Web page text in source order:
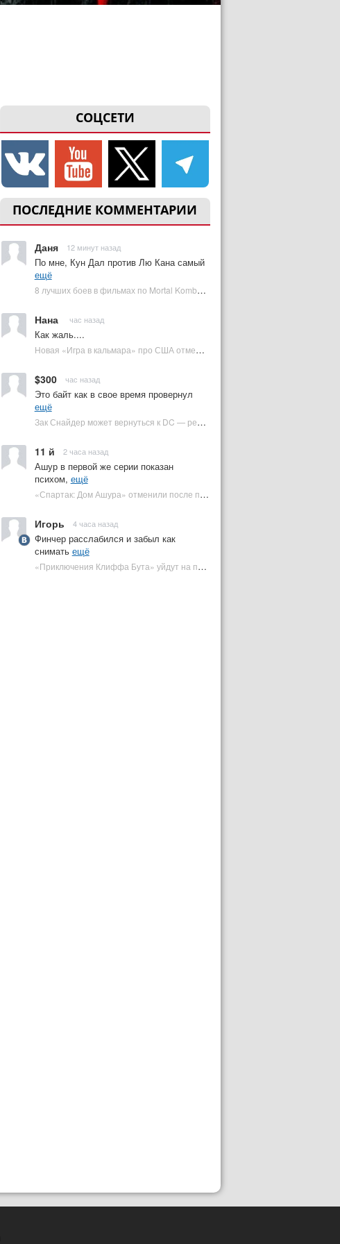
СОЦСЕТИ
ПОСЛЕДНИЕ КОММЕНТАРИИ
Даня 12 минут назад
По мне, Кун Дал против Лю Кана самый
ещё
8 лучших боев в фильмах по Mortal Kombat: от «Смертельной битвы» до «Мортал Комбат 2» | Plugged In Ru
Нана час назад
Как жаль....
Новая «Игра в кальмара» про США отменена | Plugged In Ru
$300 час назад
Это байт как в свое время провернул
ещё
Зак Снайдер может вернуться к DC — режиссер общался с Warner Bros. (фото) | Plugged In Ru
11 й 2 часа назад
Ашур в первой же серии показан
психом, ещё
«Спартак: Дом Ашура» отменили после первого сезона | Plugged In Ru
Игорь 4 часа назад
Финчер расслабился и забыл как
снимать ещё
«Приключения Клиффа Бута» уйдут на пересъемки — премьера под угрозой | Plugged In Ru